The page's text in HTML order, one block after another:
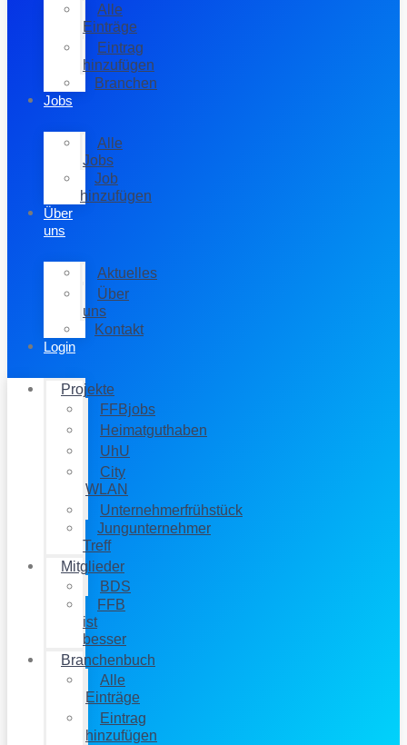
Alle
Einträge
Eintrag
hinzufügen
Branchen
Jobs
Alle
Jobs
Job
hinzufügen
Über
uns
Aktuelles
Über
uns
Kontakt
Login
Projekte
FFBjobs
Heimatguthaben
UhU
City
WLAN
Unternehmerfrühstück
Jungunternehmer
Treff
Mitglieder
BDS
FFB
ist
besser
Branchenbuch
Alle
Einträge
Eintrag
hinzufügen